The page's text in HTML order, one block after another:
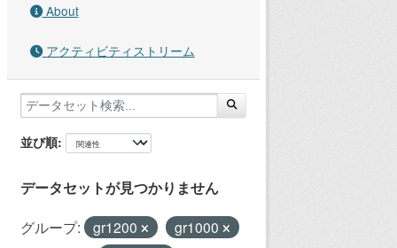
About
アクティビティストリーム
並び順
データセットが見つかりません
グループ: gr1200
gr1000